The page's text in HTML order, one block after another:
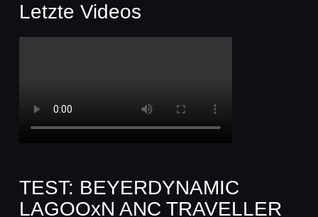
Letzte Videos
TEST: BEYERDYNAMIC
LAGOOxN ANC TRAVELLER